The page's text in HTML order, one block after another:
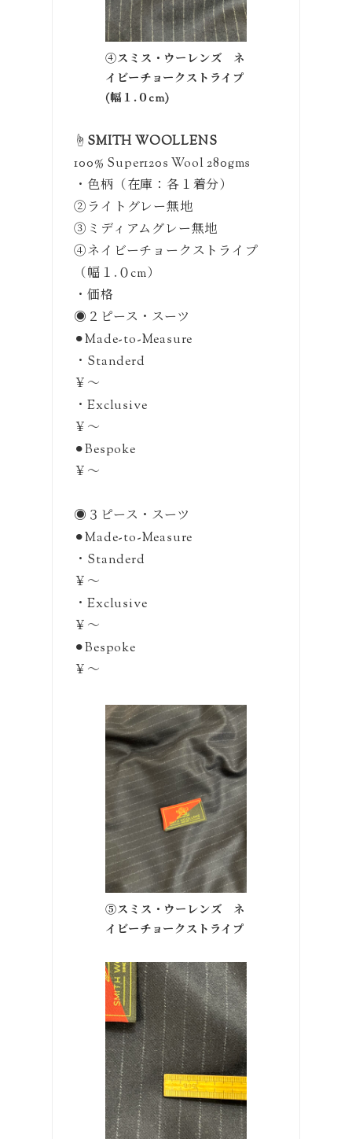
④スミス・ウーレンズ ネ
イビーチョークストライプ
(幅１.０cm)
☝️ SMITH WOOLLENS
100% Super120s Wool 280gms
・色柄（在庫：各１着分）
②ライトグレー無地
③ミディアムグレー無地
④ネイビーチョークストライプ
（幅１.０cm）
・価格
◉２ピース・スーツ
⚫︎Made-to-Measure
・Standerd
￥〜
・Exclusive
￥〜
⚫︎Bespoke
￥〜
◉３ピース・スーツ
⚫︎Made-to-Measure
・Standerd
￥〜
・Exclusive
￥〜
⚫︎Bespoke
￥〜
⑤スミス・ウーレンズ ネ
イビーチョークストライプ